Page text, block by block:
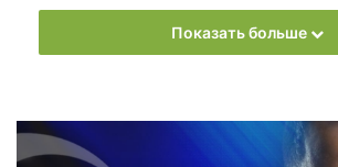
треков.
В рамках программы выходят
Слушать онлайн новый выпуск
Показать больше